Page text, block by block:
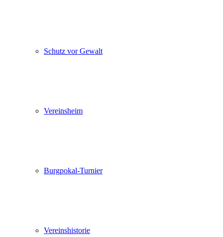
Schutz vor Gewalt
Vereinsheim
Burgpokal-Turnier
Vereinshistorie